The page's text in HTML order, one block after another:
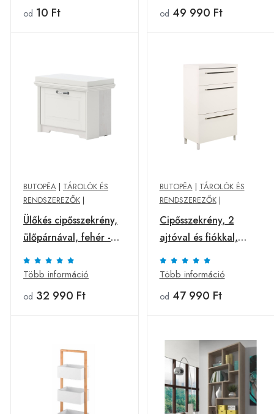
od 10 Ft od 49 990 Ft
BUTOPÊA | TÁROLÓK ÉS
RENDSZEREZŐK |
Ülőkés cipősszekrény,
ülőpárnával, fehér -
PERCE NEIGE -
Butopêa
Több információ
od 32 990 Ft
BUTOPÊA| TÁROLÓK ÉS
RENDSZEREZŐK|
Cipősszekrény, 2
ajtóval és fiókkal,
törtfehér - ROYAL LYS
- Butopêa
Több információ
od 47 990 Ft